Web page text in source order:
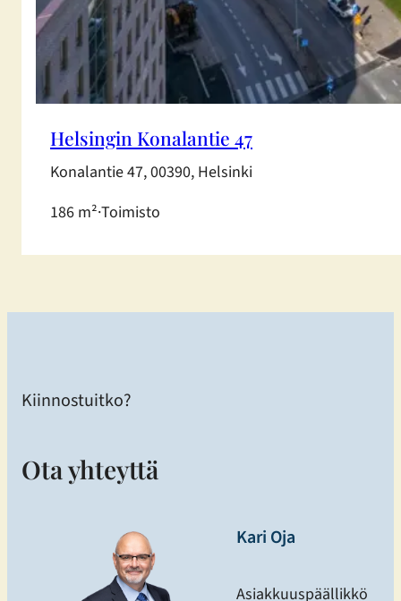
Helsingin Konalantie 47
Konalantie 47, 00390, Helsinki
186 m²·Toimisto
Kiinnostuitko?
Ota yhteyttä
Kari Oja
Asiakkuuspäällikkö